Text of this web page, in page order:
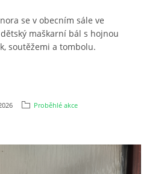
se v obecním sále ve
maškarní bál s hojnou
soutěžemi a tombolu.
Proběhlé akce